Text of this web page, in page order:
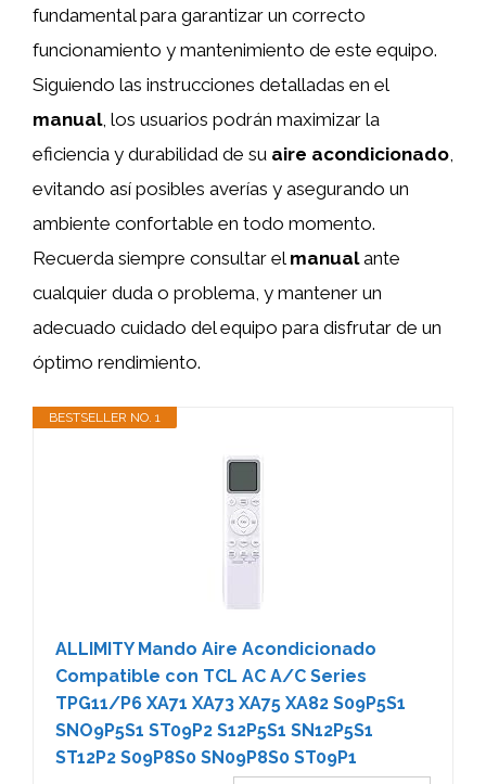
fundamental para garantizar un correcto
funcionamiento y mantenimiento de este equipo.
Siguiendo las instrucciones detalladas en el
manual, los usuarios podrán maximizar la
eficiencia y durabilidad de su aire acondicionado
evitando así posibles averías y asegurando un
ambiente confortable en todo momento.
Recuerda siempre consultar el manualante
cualquier duda o problema, y mantener un
adecuado cuidado del equipo para disfrutar de un
óptimo rendimiento.
BESTSELLER NO. 1
ALLIMITY Mando Aire Acondicionado
Compatible con TCL AC A/C Series
TPG11/P6 XA71 XA73 XA75 XA82 S09P5S1
SNO9P5S1 ST09P2 S12P5S1 SN12P5S1
ST12P2 S09P8S0 SN09P8S0 ST09P1